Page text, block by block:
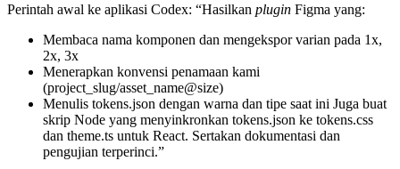
Perintah awal ke aplikasi Codex: “Hasilkan plugin Figma yang:
Membaca nama komponen dan mengekspor varian pada 1x,
2x, 3x
Menerapkan konvensi penamaan kami
(project_slug/asset_name@size)
Menulis tokens.json dengan warna dan tipe saat ini Juga buat
skrip Node yang menyinkronkan tokens.json ke tokens.css
dan theme.ts untuk React. Sertakan dokumentasi dan
pengujian terperinci.”